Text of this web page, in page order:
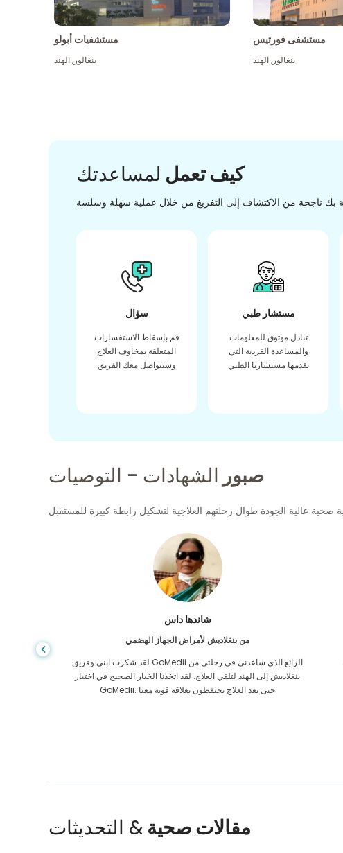
مستشفيات أبولو
بنغالور,الهند
مستشفى فورتيس
بنغالور,الهند
كيف تعمل لمساعدتك
سؤال
قم بإسقاط الاستفسارات
المتعلقة بمخاوف العلاج
وسيتواصل معك الفريق
مستشار طبي
تبادل موثوق للمعلومات
والمساعدة الفردية التي
يقدمها مستشارنا الطبي
صبور الشهادات - التوصيات
شاندها داس
من بنغلاديش لأمراض الجهاز الهضمي
لقد شكرت ابني وفريق GoMedii الرائع الذي ساعدني في رحلتي من
بنغلاديش إلى الهند لتلقي العلاج. لقد اتخذنا الخيار الصحيح في اختيار
GoMedii. حتى بعد العلاج يحتفظون بعلاقة قوية معنا
مقالات صحية& التحديثات